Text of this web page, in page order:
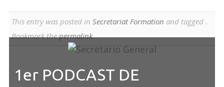
This entry was posted in Secretariat Formation and tagged .
Bookmark thepermalink.
1er PODCAST DE